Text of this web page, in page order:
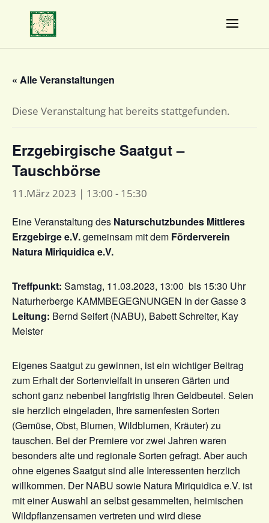
« Alle Veranstaltungen
Diese Veranstaltung hat bereits stattgefunden.
Erzgebirgische Saatgut –
Tauschbörse
11.März 2023 | 13:00 - 15:30
Eine Veranstaltung des Naturschutzbundes Mittleres
Erzgebirge e.V.gemeinsam mit dem Förderverein
Natura Miriquidica e.V.
Treffpunkt: Samstag, 11.03.2023, 13:00 bis 15:30 Uhr
Naturherberge KAMMBEGEGNUNGEN In der Gasse 3
Leitung: Bernd Seifert (NABU), Babett Schreiter, Kay
Meister
Eigenes Saatgut zu gewinnen, ist ein wichtiger Beitrag
zum Erhalt der Sortenvielfalt in unseren Gärten und
schont ganz nebenbei langfristig Ihren Geldbeutel. Seien
sie herzlich eingeladen, Ihre samenfesten Sorten
(Gemüse, Obst, Blumen, Wildblumen, Kräuter) zu
tauschen. Bei der Premiere vor zwei Jahren waren
besonders alte und regionale Sorten gefragt. Aber auch
ohne eigenes Saatgut sind alle Interessenten herzlich
willkommen. Der NABU sowie Natura Miriquidica e.V. ist
mit einer Auswahl an selbst gesammelten, heimischen
Wildpflanzensamen vertreten und wird diese